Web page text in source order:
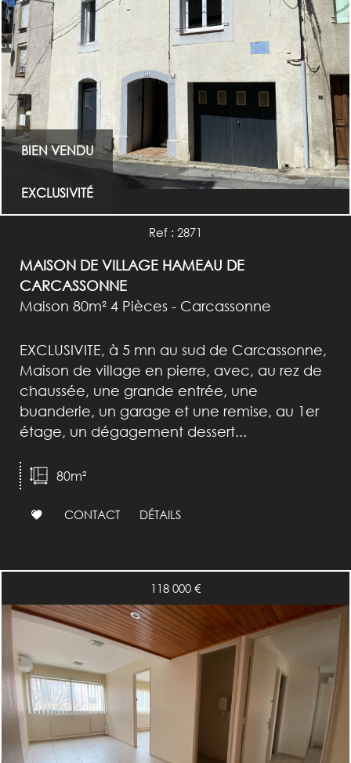
BIEN VENDU
EXCLUSIVITÉ
Ref : 2871
MAISON DE VILLAGE HAMEAU DE
CARCASSONNE
Maison 80m² 4 Pièces - Carcassonne
EXCLUSIVITE, à 5 mn au sud de Carcassonne,
Maison de village en pierre, avec, au rez de
chaussée, une grande entrée, une
buanderie, un garage et une remise, au 1er
étage, un dégagement dessert...
80m²
CONTACT DÉTAILS
118 000 €